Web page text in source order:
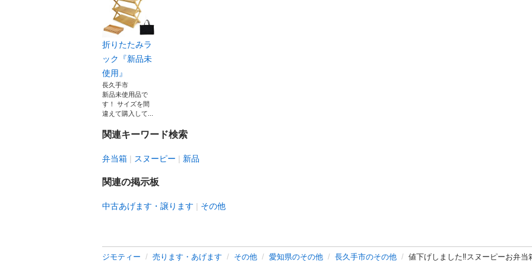
折りたたみラ
ック『新品未
使用』
長久手市
新品未使用品で
す！ サイズを間
違えて購入して...
関連キーワード検索
弁当箱 スヌーピー 新品
関連の掲示板
中古あげます・譲ります その他
ジモティー 売ります・あげます その他 愛知県のその他 長久手市のその他 値下げしました‼️スヌーピーお弁当